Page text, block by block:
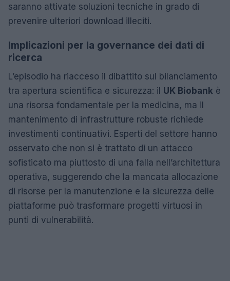
saranno attivate soluzioni tecniche in grado di
prevenire ulteriori download illeciti.
Implicazioni per la governance dei dati di
ricerca
L’episodio ha riacceso il dibattito sul bilanciamento
tra apertura scientifica e sicurezza: il UK Biobank è
una risorsa fondamentale per la medicina, ma il
mantenimento di infrastrutture robuste richiede
investimenti continuativi. Esperti del settore hanno
osservato che non si è trattato di un attacco
sofisticato ma piuttosto di una falla nell’architettura
operativa, suggerendo che la mancata allocazione
di risorse per la manutenzione e la sicurezza delle
piattaforme può trasformare progetti virtuosi in
punti di vulnerabilità.